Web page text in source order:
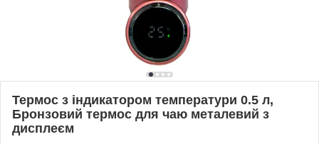
Термос з індикатором температури 0.5 л,
Бронзовий термос для чаю металевий з
дисплеєм